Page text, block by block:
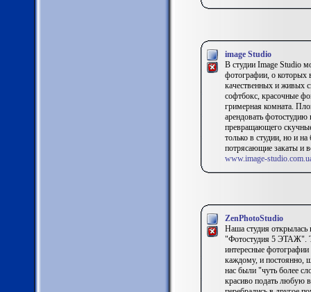
image Studio
В студии Image Studio
фотографии, о которых
качественных и живых
софтбокс, красочные
гримерная комната.
арендовать
превращающего
только в студии, но и
потрясающие закаты и
www.image-
ZenPhotoStudio
Наша студия
"Фотостудия 5 ЭТАЖ".
интересные
каждому, и постоянно,
нас были "чуть более
красиво подать любую